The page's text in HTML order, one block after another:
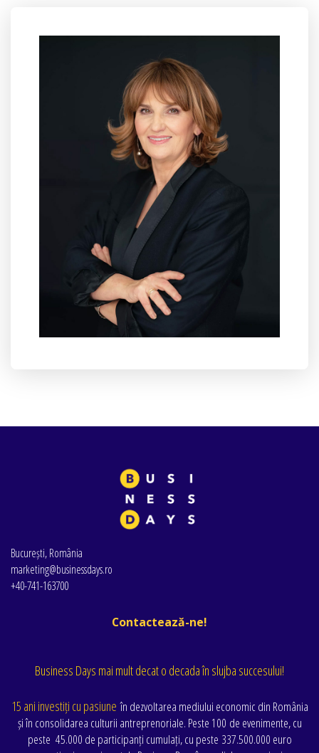
București, România
marketing@businessdays.ro
+40-741-163700
Contactează-ne!
Business Days mai mult decat o decada în slujba succesului!
15 ani investiți cu pasiune în dezvoltarea mediului economic din România
și în consolidarea culturii antreprenoriale. Peste 100 de evenimente, cu
peste 45.000 de participanți cumulați, cu peste 337.500.000 euro